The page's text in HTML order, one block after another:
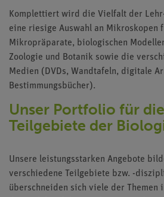
Komplettiert wird die Vielfalt der
eine riesige Auswahl an Mikroskopen
Mikropräparate, biologischen
Zoologie und Botanik sowie die
Medien (DVDs, Wandtafeln, digitale
Bestimmungsbücher).
Unser Portfolio für
Teilgebiete der
Unsere leistungsstarken Angebote
verschiedene Teilgebiete bzw. -
überschneiden sich viele der Themen